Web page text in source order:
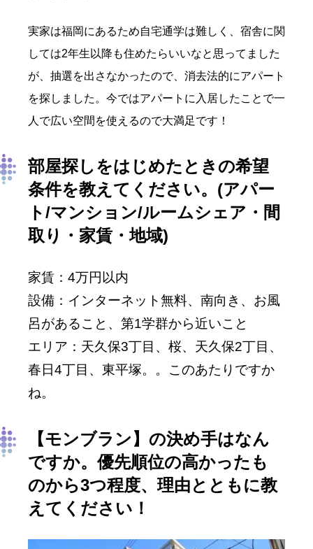
実家は福岡にあるため自宅通学は難しく、宿舎に関
しては2年生以降も住めたらいいなと思ってました
が、抽選を出さなかったので、消去法的にアパート
を探しました。今ではアパートに入居したことで一
人で広い空間を使えるので大満足です！
部屋探しをはじめたときの希望
条件を教えてください。(アパー
ト/マンション/ルームシェア・間
取り・家賃・地域)
家賃：4万円以内
設備：インターネット無料、南向き、お風
呂があること、第1学群から近いこと
エリア：天久保3丁目、桜、天久保2丁目、
春日4丁目、東平塚。。このあたりですか
ね。
【モンブラン】の決め手はなん
ですか。優先順位の高かったも
のから3つ程度、理由とともに教
えてください！